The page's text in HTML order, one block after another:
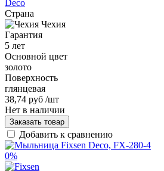
Deco
Страна
Чехия
Гарантия
5 лет
Основной цвет
золото
Поверхность
глянцевая
38,74 руб /шт
Нет в наличии
Заказать товар
Добавить к сравнению
0%